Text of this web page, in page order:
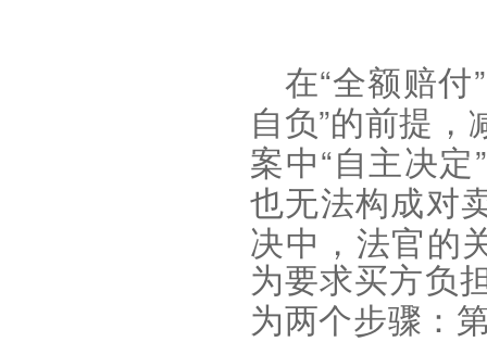
在“全额赔付”
自负”的前提，
案中“自主决定”
也无法构成对
决中，法官的
为要求买方负
为两个步骤：